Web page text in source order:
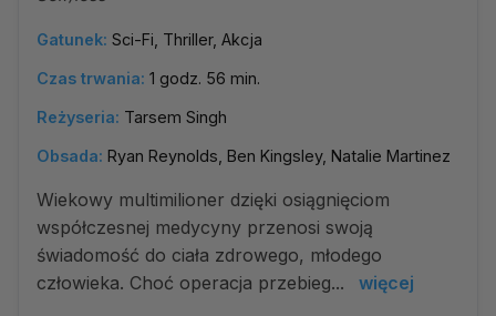
Gatunek: Sci-Fi, Thriller, Akcja
Czas trwania: 1 godz. 56 min.
Reżyseria: Tarsem Singh
Obsada: Ryan Reynolds, Ben Kingsley, Natalie Martinez
Wiekowy multimilioner dzięki osiągnięciom
współczesnej medycyny przenosi swoją
świadomość do ciała zdrowego, młodego
człowieka. Choć operacja przebieg...
więcej